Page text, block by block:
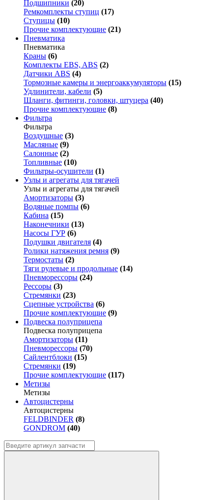
Подшипники (20)
Ремкомплекты ступиц (17)
Ступицы (10)
Прочие комплектующие (21)
Пневматика
Пневматика
Краны (6)
Комплекты EBS, ABS (2)
Датчики ABS (4)
Тормозные камеры и энергоаккумуляторы (15)
Удлинители, кабели (5)
Шланги, фитинги, головки, штуцера (40)
Прочие комплектующие (8)
Фильтра
Фильтра
Воздушные (3)
Масляные (9)
Салонные (2)
Топливные (10)
Фильтры-осушители (1)
Узлы и агрегаты для тягачей
Узлы и агрегаты для тягачей
Амортизаторы (3)
Водяные помпы (6)
Кабина (15)
Наконечники (13)
Насосы ГУР (6)
Подушки двигателя (4)
Ролики натяжения ремня (9)
Термостаты (2)
Тяги рулевые и продольные (14)
Пневморессоры (24)
Рессоры (3)
Стремянки (23)
Сцепные устройства (6)
Прочие комплектующие (9)
Подвеска полуприцепа
Подвеска полуприцепа
Амортизаторы (11)
Пневморессоры (70)
Сайлентблоки (15)
Стремянки (19)
Прочие комплектующие (117)
Метизы
Метизы
Автоцистерны
Автоцистерны
FELDBINDER (8)
GONDROM (40)